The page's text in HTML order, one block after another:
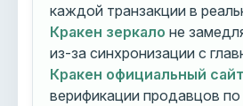
каждой транзакции в
Кракен зеркало не
из-за синхронизации с
Кракен официальный сайт
верификации продавцов по